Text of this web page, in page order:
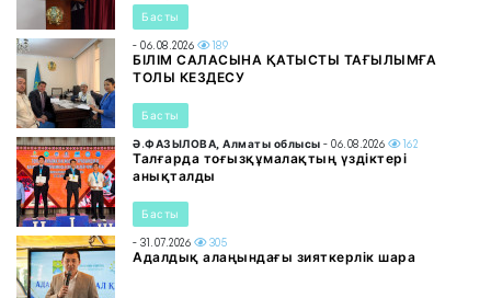
Басты
- 06.08.2026 189
БІЛІМ САЛАСЫНА ҚАТЫСТЫ ТАҒЫЛЫМҒА
ТОЛЫ КЕЗДЕСУ
Басты
Ә.ФАЗЫЛОВА, Алматы облысы - 06.08.2026 162
Талғарда тоғызқұмалақтың үздіктері
анықталды
Басты
- 31.07.2026 305
Адалдық алаңындағы зияткерлік шара